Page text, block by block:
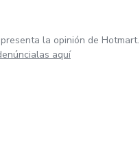
la opinión de Hotmart.
aquí